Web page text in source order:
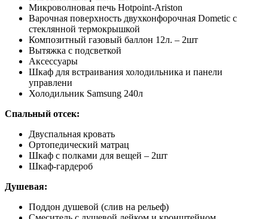
Микроволновая печь Hotpoint-Ariston
Варочная поверхность двухконфорочная Dometic с
стеклянной термокрышкой
Композитный газовый баллон 12л. – 2шт
Вытяжка с подсветкой
Аксессуары
Шкаф для встраивания холодильника и панели
управлени
Холодильник Samsung 240л
Спальный отсек:
Двуспальная кровать
Ортопедический матрац
Шкаф с полками для вещей – 2шт
Шкаф-гардероб
Душевая:
Поддон душевой (слив на рельеф)